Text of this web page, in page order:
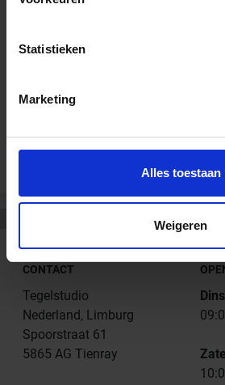
Statistieken
Marketing
Alles toestaan
Weigeren
Prestatieverklaring - Sopro Sanitair
CONTACT
Tegelstudio
Nederland, Limburg
Spoorstraat 61
5865 AG Tienray